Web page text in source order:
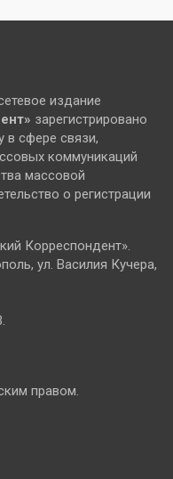
издание
зарегистрировано
сфере связи,
коммуникаций
массовой
о регистрации
Корреспондент».
ул. Василия Кучера,
правом.